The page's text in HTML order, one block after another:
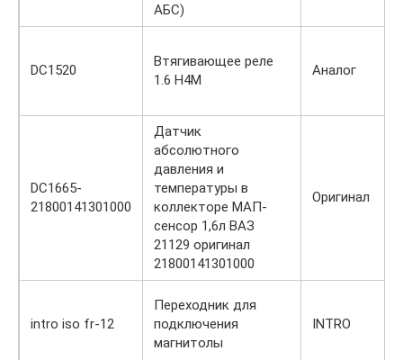
АБС)
DC1520
Втягивающее реле
1.6 H4M
Аналог
DC1665-
21800141301000
Датчик
абсолютного
давления и
температуры в
коллекторе МАП-
сенсор 1,6л ВАЗ
21129 оригинал
21800141301000
Оригинал
intro iso fr-12
Переходник для
подключения
магнитолы
INTRO